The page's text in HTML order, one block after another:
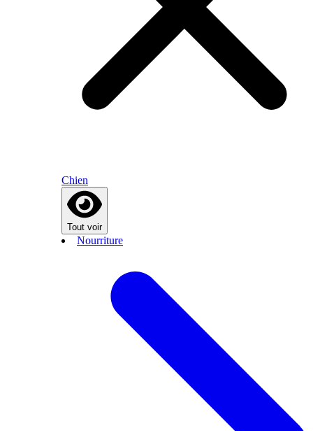
Chien
Tout voir
Nourriture